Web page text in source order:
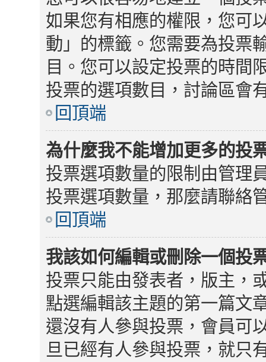
如果您有相應的權限，您可
動」的標籤。您需要為投票
目。您可以設定投票的時間
投票的選項數目，討論區會
回頂端
為什麼我不能增加更多的投
投票選項數量的限制由管理
投票選項數量，那麼請聯絡
回頂端
我該如何編輯或刪除一個投
投票只能由發表者，版主，
點選編輯該主題的第一篇文
還沒有人參與投票，會員可
旦已經有人參與投票，就只